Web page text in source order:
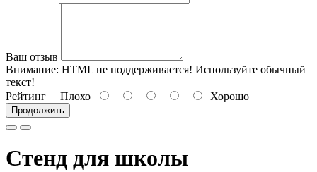
Ваш отзыв
Внимание: HTML не поддерживается! Используйте обычный
текст!
Рейтинг Плохо Хорошо
Продолжить
Стенд для школы